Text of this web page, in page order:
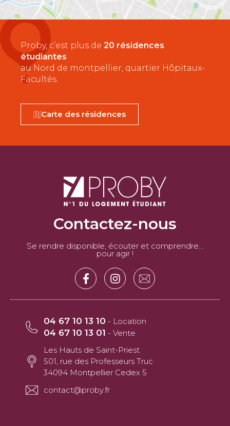
Proby, c’est plus de 20 résidences
étudiantes
au Nord de montpellier, quartier Hôpitaux-
Facultés.
Carte des résidences
Contactez-nous
Se rendre disponible, écouter et comprendre…
pour agir !
04 67 10 13 10 - Location
04 67 10 13 01 - Vente
Les Hauts de Saint-Priest
501, rue des Professeurs Truc
34094 Montpellier Cedex 5
contact@proby.fr